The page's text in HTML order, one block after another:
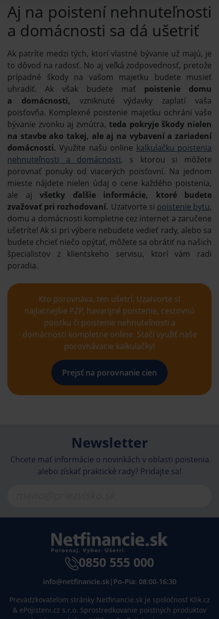
Aj na poistení nehnuteľnosti
a domácnosti sa dá ušetriť
Ak patríte medzi tých, ktorí vlastné bývanie už majú, je
to dôvod na radosť. No aj veľká zodpovednosť, pretože
prípadné škody na vašom majetku budete musieť
uhradiť. Ak však budete mať poistenie domu
a domácnosti, vzniknuté výdavky zaplatí vaša
poisťovňa. Komplexné poistenie majetku ochráni vaše
bývanie zvonku aj zvnútra, teda pokryje škody nielen
na stavbe ako takej, ale aj na vybavení a zariadení
domácnosti.Využite našu online kalkulačku poistenia
nehnuteľnosti a domácnosti, s ktorou si môžete
porovnať ponuky od viacerých poisťovní. Na jednom
mieste nájdete nielen údaj o cene každého poistenia,
ale aj všetky ďalšie informácie, ktoré budete
zvažovať pri rozhodovaní. Uzatvorte si poistenie bytu,
domu a domácnosti kompletne cez internet a zaručene
ušetríte! Ak si pri výbere nebudete vedieť rady, alebo sa
budete chcieť niečo opýtať, môžete sa obrátiť na našich
špecialistov z klientskeho servisu, ktorí vám radi
poradia.
Kto porovnáva, ten ušetrí. Uzatvorte si
najlacnejšie PZP, havarijné poistenie, cestovnú
poistku či poistenie nehnuteľnosti a
domácnosti kompletne online. Stačí využiť naše
porovnávacie kalkulačky!
Prejsť na porovnanie cien
Newsletter
Chcete mať informácie o novinkách v oblasti poistenia
alebo získať praktické rady? Pridajte sa!
0850 555 000
info@netfinancie.sk | Po-Pia: 08:00-16:30
Prevádzkovateľom stránky Netfinancie.sk je spoločnosť Klik.cz
& ePojisteni.cz s.r.o. Sprostredkovanie poistných produktov